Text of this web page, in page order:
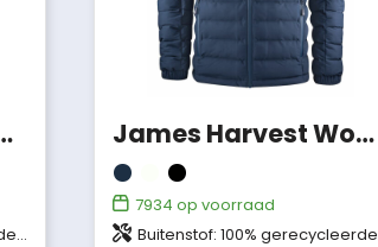
Winterjas Dames James Harvest Woodlake Heights Winterjas Heren
7934 op voorraad
Buitenstof: 100% gerecycleerde polyester, gebonden met gebreide interlock stof Wattering: 100% gerecycleerde polyester Repreve (Bluesign® APPROVED)